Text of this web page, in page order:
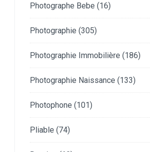
Photographe Bebe (16)
Photographie (305)
Photographie Immobilière (186)
Photographie Naissance (133)
Photophone (101)
Pliable (74)